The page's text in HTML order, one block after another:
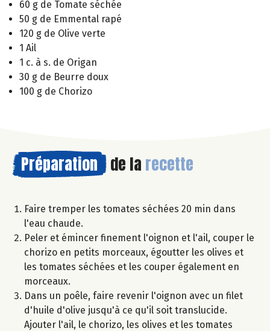
60 g de Tomate séchée
50 g de Emmental rapé
120 g de Olive verte
1 Ail
1 c. à s. de Origan
30 g de Beurre doux
100 g de Chorizo
Préparation de la recette
Faire tremper les tomates séchées 20 min dans
l'eau chaude.
Peler et émincer finement l'oignon et l'ail, couper le
chorizo en petits morceaux, égoutter les olives et
les tomates séchées et les couper également en
morceaux.
Dans un poêle, faire revenir l'oignon avec un filet
d'huile d'olive jusqu'à ce qu'il soit translucide.
Ajouter l'ail, le chorizo, les olives et les tomates